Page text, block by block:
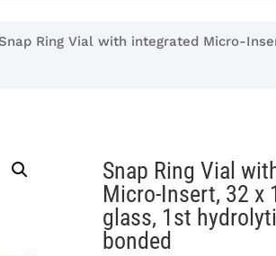
Ring Vial with integrated Micro-
Snap Ring Vial
Micro-Insert, 32 x
glass, 1st
bonded